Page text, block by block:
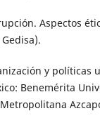
Aspectos
y políticas
Benemérita